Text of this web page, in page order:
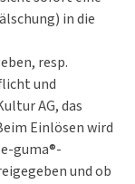
in die
resp.
und
AG, das
Einlösen wird
guma®-
und ob